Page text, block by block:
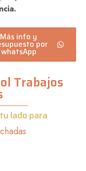
Más info y
por
whatsApp
Trabajos
lado para